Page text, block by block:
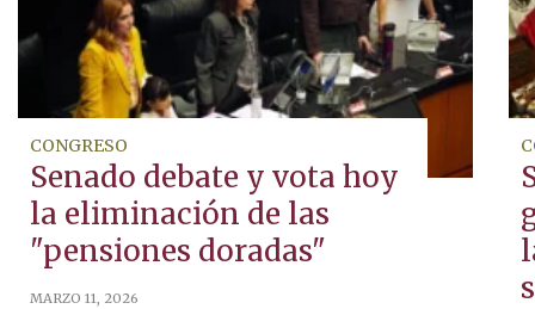
CONGRESO
Senado debate y vota hoy
la eliminación de las
"pensiones doradas"
MARZO 11, 2026